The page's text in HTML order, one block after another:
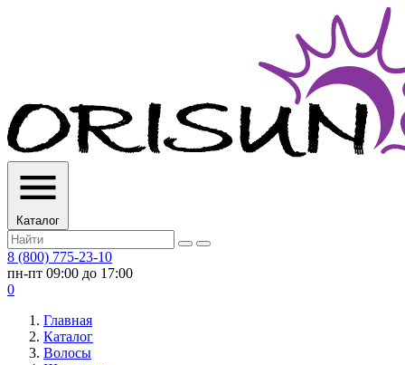
Каталог
8 (800) 775-23-10
пн-пт 09:00 до 17:00
0
Главная
Каталог
Волосы